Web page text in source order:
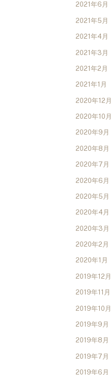
2021年6月
2021年5月
2021年4月
2021年3月
2021年2月
2021年1月
2020年12月
2020年10月
2020年9月
2020年8月
2020年7月
2020年6月
2020年5月
2020年4月
2020年3月
2020年2月
2020年1月
2019年12月
2019年11月
2019年10月
2019年9月
2019年8月
2019年7月
2019年6月